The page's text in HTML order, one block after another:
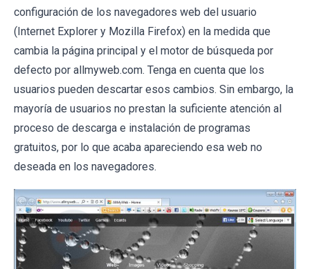
configuración de los navegadores web del usuario
(Internet Explorer y Mozilla Firefox) en la medida que
cambia la página principal y el motor de búsqueda por
defecto por allmyweb.com. Tenga en cuenta que los
usuarios pueden descartar esos cambios. Sin embargo, la
mayoría de usuarios no prestan la suficiente atención al
proceso de descarga e instalación de programas
gratuitos, por lo que acaba apareciendo esa web no
deseada en los navegadores.